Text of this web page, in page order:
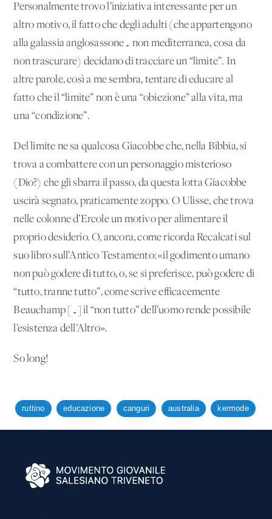
Personalmente trovo l’iniziativa interessante per un
altro motivo, il fatto che degli adulti (che appartengono
alla galassia anglosassone… non mediterranea, cosa da
non trascurare) decidano di tracciare un “limite”. In
altre parole, così a me sembra, tentare di educare al
fatto che il “limite” non è una “obiezione” alla vita, ma
una “condizione”.
Del limite ne sa qualcosa Giacobbe che, nella Bibbia, si
trova a combattere con un personaggio misterioso
(Dio?) che gli sbarra il passo, da questa lotta Giacobbe
uscirà segnato, praticamente zoppo. O Ulisse, che trova
nelle colonne d’Ercole un motivo per alimentare il
proprio desiderio. O, ancora, come ricorda Recalcati sul
suo libro sull’Antico Testamento: «il godimento umano
non può godere di tutto, o, se si preferisce, può godere di
“tutto, tranne tutto”, come scrive efficacemente
Beauchamp […] il “non tutto” dell’uomo rende possibile
l’esistenza dell’Altro».
So long!
ruttino educazione canguri australia kermode